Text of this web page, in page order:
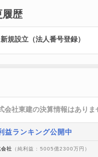
履歴
新規設立（法人番号登録）
会社東建の決算情報はありま
益ランキング公開中
社 （純利益 : 5005億2300万円）